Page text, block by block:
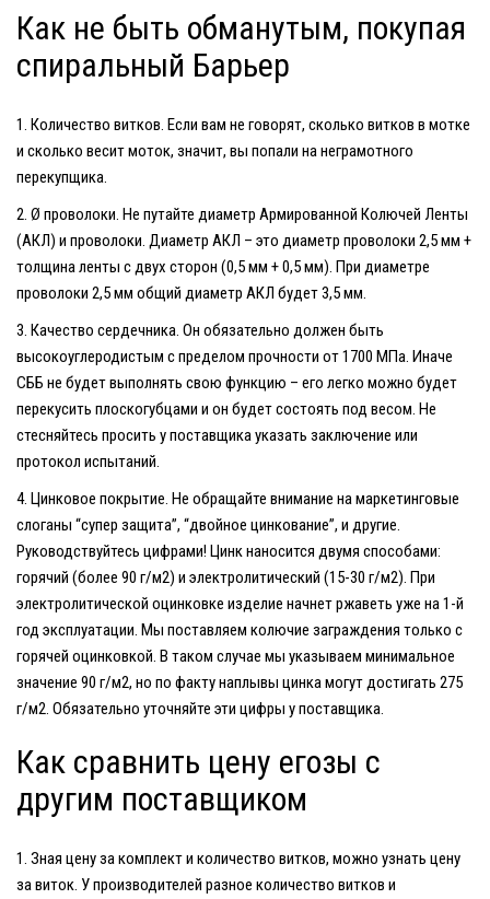
Как не быть обманутым, покупая
спиральный Барьер
Количество витков. Если вам не говорят, сколько витков в мотке
и сколько весит моток, значит, вы попали на неграмотного
перекупщика.
Ø проволоки. Не путайте диаметр Армированной Колючей Ленты
(АКЛ) и проволоки. Диаметр АКЛ – это диаметр проволоки 2,5 мм +
толщина ленты с двух сторон (0,5 мм + 0,5 мм). При диаметре
проволоки 2,5 мм общий диаметр АКЛ будет 3,5 мм.
Качество сердечника. Он обязательно должен быть
высокоуглеродистым с пределом прочности от 1700 МПа. Иначе
СББ не будет выполнять свою функцию – его легко можно будет
перекусить плоскогубцами и он будет состоять под весом. Не
стесняйтесь просить у поставщика указать заключение или
протокол испытаний.
Цинковое покрытие. Не обращайте внимание на маркетинговые
слоганы “супер защита”, “двойное цинкование”, и другие.
Руководствуйтесь цифрами! Цинк наносится двумя способами:
горячий (более 90 г/м2) и электролитический (15-30 г/м2). При
электролитической оцинковке изделие начнет ржаветь уже на 1-й
год эксплуатации. Мы поставляем колючие заграждения только с
горячей оцинковкой. В таком случае мы указываем минимальное
значение 90 г/м2, но по факту наплывы цинка могут достигать 275
г/м2. Обязательно уточняйте эти цифры у поставщика.
Как сравнить цену егозы с
другим поставщиком
Зная цену за комплект и количество витков, можно узнать цену
за виток. У производителей разное количество витков и